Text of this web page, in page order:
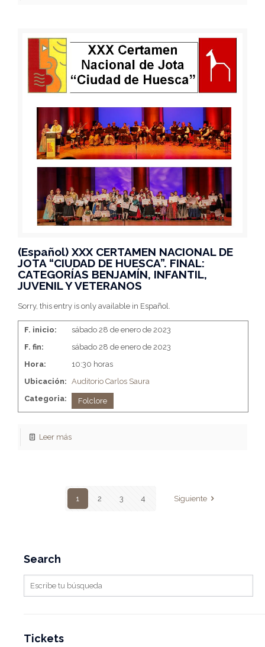
(Español) XXX CERTAMEN NACIONAL DE
JOTA “CIUDAD DE HUESCA”. FINAL:
CATEGORÍAS BENJAMÍN, INFANTIL,
JUVENIL Y VETERANOS
Sorry, this entry is only available in Español.
F. inicio:
sábado 28 de enero de 2023
F. fin:
sábado 28 de enero de 2023
Hora:
10:30 horas
Ubicación: Auditorio Carlos Saura
Categoria:
Folclore
Leer más
1 2 3 4 Siguiente
Search
Tickets